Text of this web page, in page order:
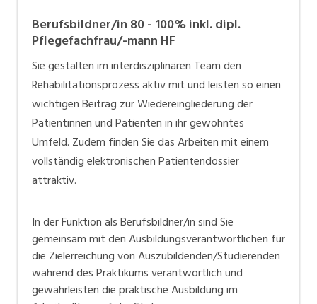
Berufsbildner/in 80 - 100% inkl. dipl.
Pflegefachfrau/-mann HF
Sie gestalten im interdisziplinären Team den
Rehabilitationsprozess aktiv mit und leisten so einen
wichtigen Beitrag zur Wiedereingliederung der
Patientinnen und Patienten in ihr gewohntes
Umfeld. Zudem finden Sie das Arbeiten mit einem
vollständig elektronischen Patientendossier
attraktiv.
In der Funktion als Berufsbildner/in sind Sie
gemeinsam mit den Ausbildungsverantwortlichen für
die Zielerreichung von Auszubildenden/Studierenden
während des Praktikums verantwortlich und
gewährleisten die praktische Ausbildung im